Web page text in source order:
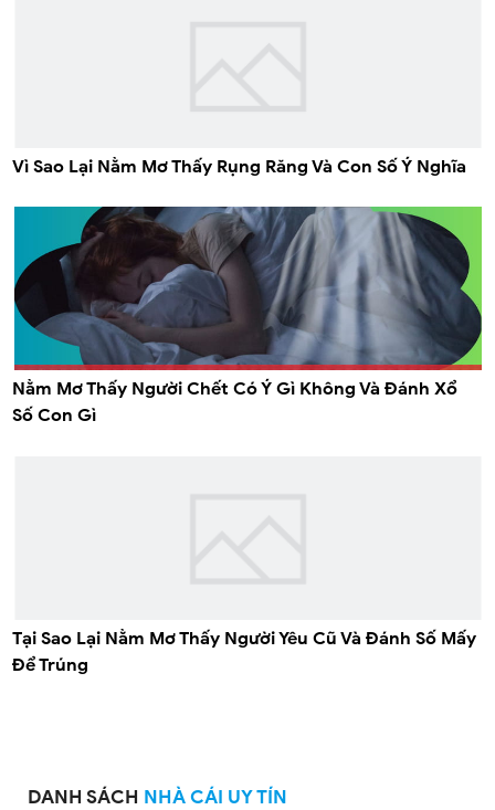
Vì Sao Lại Nằm Mơ Thấy Rụng Răng Và Con Số Ý Nghĩa
Nằm Mơ Thấy Người Chết Có Ý Gì Không Và Đánh Xổ
Số Con Gì
Tại Sao Lại Nằm Mơ Thấy Người Yêu Cũ Và Đánh Số Mấy
Để Trúng
DANH SÁCH NHÀ CÁI UY TÍN